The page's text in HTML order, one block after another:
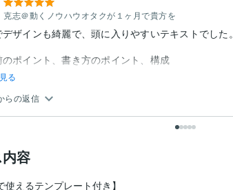
克志＠動くノウハウオタクが１ヶ月で貴方を
ザインも綺麗で、頭に入りやすいテキストでした。
ポイント、書き方のポイント、構成
る
らの返信
容
使えるテンプレート付き】